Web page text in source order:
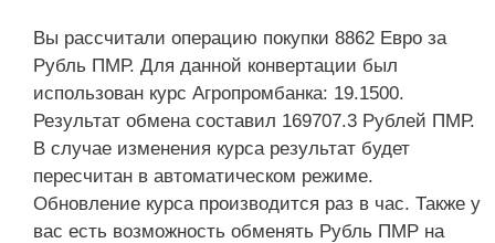
Вы рассчитали операцию покупки 8862 Евро за
Рубль ПМР. Для данной конвертации был
использован курс Агропромбанка: 19.1500.
Результат обмена составил 169707.3 Рублей ПМР.
В случае изменения курса результат будет
пересчитан в автоматическом режиме.
Обновление курса производится раз в час. Также у
вас есть возможность обменять Рубль ПМР на